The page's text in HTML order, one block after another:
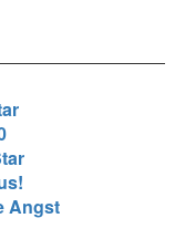
Angst